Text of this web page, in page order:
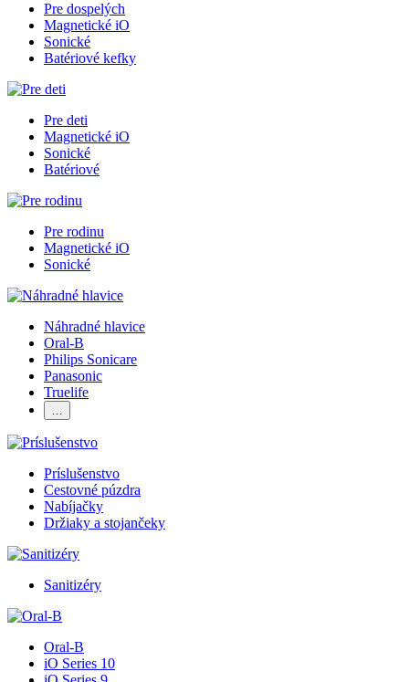
Pre dospelých
Magnetické iO
Sonické
Batériové kefky
Pre deti
Magnetické iO
Sonické
Batériové
Pre rodinu
Magnetické iO
Sonické
Náhradné hlavice
Oral-B
Philips Sonicare
Panasonic
Truelife
…
Príslušenstvo
Cestovné púzdra
Nabíjačky
Držiaky a stojančeky
Sanitizéry
Oral-B
iO Series 10